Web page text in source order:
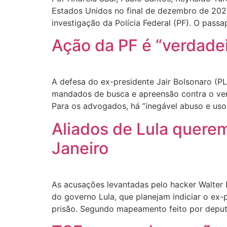
Estados Unidos no final de dezembro de
investigação da Polícia Federal (PF). O
Ação da PF é
A defesa do ex-presidente Jair Bolsonaro
mandados de busca e apreensão contra o
Para os advogados, há “inegável abuso e
Aliados de Lula
Janeiro
As acusações levantadas pelo hacker
do governo Lula, que planejam indiciar o
prisão. Segundo mapeamento feito por